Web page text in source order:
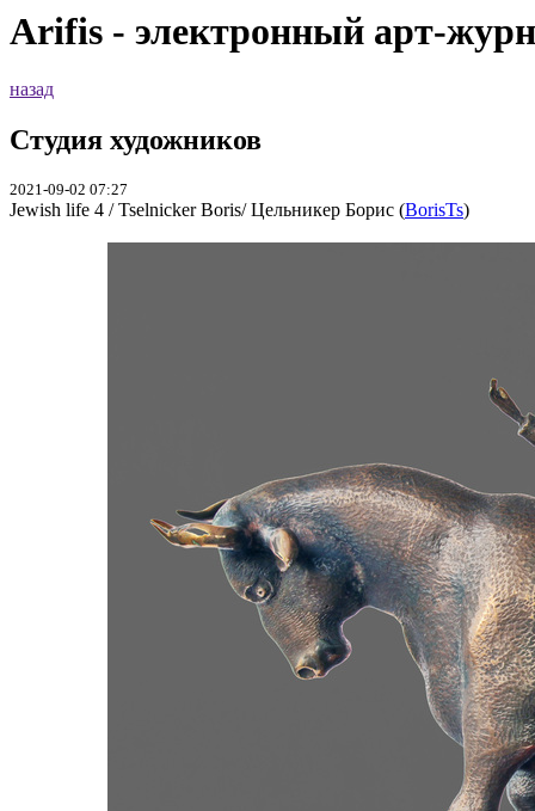
Arifis - электронный арт-
назад
Студия художников
2021-09-02 07:27
Jewish life 4 / Tselnicker Boris/ Цельникер Борис (BorisTs)